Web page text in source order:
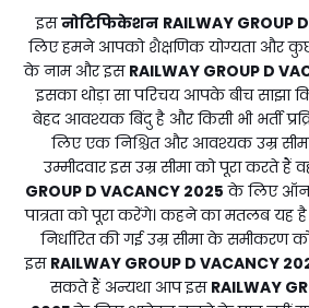
इसनोटिफिकेशन RAILWAY GROUP
लिए हमने आपको शैक्षणिक योग्यता और कुछ
के नाम और इस RAILWAY GROUP D
इसका थोड़ा सा परिचय आपके बीच साझा
बेहद आवश्यक बिंदु है और किसी भी भर्ती
लिए एक निश्चित और आवश्यक उम्र
उम्मीदवार इस उम्र सीमा को पूरा करते हैं
GROUP D VACANCY 2025 के लिए
पात्रता को पूरा करेंगे। कहने का मतलब यह है
निर्धारित की गई उम्र सीमा के समीकरण
इस RAILWAY GROUP D VACANCY
सकते हैं अन्यथा आप इस RAILWAY